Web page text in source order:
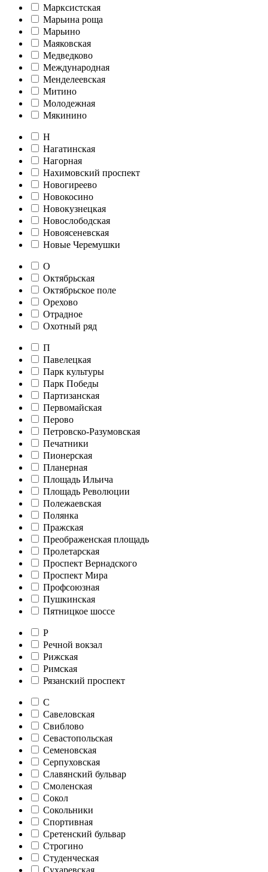
Марксистская
Марьина роща
Марьино
Маяковская
Медведково
Международная
Менделеевская
Митино
Молодежная
Мякинино
Н
Нагатинская
Нагорная
Нахимовский проспект
Новогиреево
Новокосино
Новокузнецкая
Новослободская
Новоясеневская
Новые Черемушки
О
Октябрьская
Октябрьское поле
Орехово
Отрадное
Охотный ряд
П
Павелецкая
Парк культуры
Парк Победы
Партизанская
Первомайская
Перово
Петровско-Разумовская
Печатники
Пионерская
Планерная
Площадь Ильича
Площадь Революции
Полежаевская
Полянка
Пражская
Преображенская площадь
Пролетарская
Проспект Вернадского
Проспект Мира
Профсоюзная
Пушкинская
Пятницкое шоссе
Р
Речной вокзал
Рижская
Римская
Рязанский проспект
С
Савеловская
Свиблово
Севастопольская
Семеновская
Серпуховская
Славянский бульвар
Смоленская
Сокол
Сокольники
Спортивная
Сретенский бульвар
Строгино
Студенческая
Сухаревская